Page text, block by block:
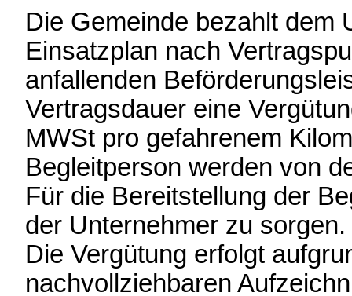
Die Gemeinde bezahlt dem
Einsatzplan nach
anfallenden
Vertragsdauer eine
MWSt pro gefahrenem
Begleitperson werden von
Für die Bereitstellung der
der Unternehmer zu sorgen.
Die Vergütung erfolgt
nachvollziehbaren